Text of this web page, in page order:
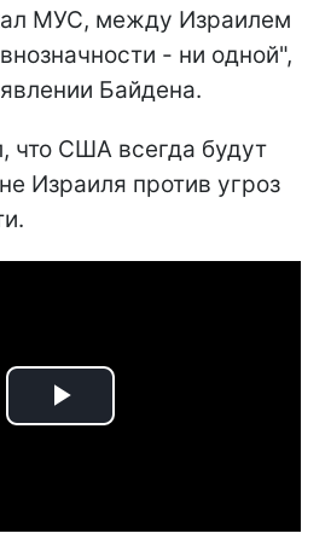
МУС, между Израилем
- ни одной",
Байдена.
что США всегда будут
Израиля против угроз
Play